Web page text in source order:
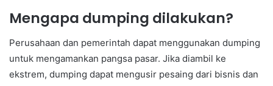
Mengapa dumping dilakukan?
Perusahaan dan pemerintah dapat menggunakan dumping
untuk mengamankan pangsa pasar. Jika diambil ke
ekstrem, dumping dapat mengusir pesaing dari bisnis dan